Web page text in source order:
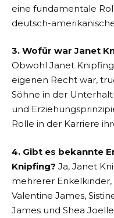
eine fundamentale
deutsch-
3. Wofür war Janet
Obwohl Janet
eigenen Recht war,
Söhne in der
und
Rolle in der Karriere
4. Gibt es bekannte
Knipfing? Ja, Janet
mehrerer
Valentine James,
James und Shea